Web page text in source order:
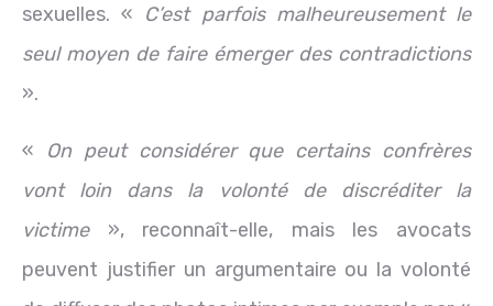
sexuelles. « C’est parfois malheureusement le
seul moyen de faire émerger des contradictions
».
« On peut considérer que certains confrères
vont loin dans la volonté de discréditer la
victime », reconnaît-elle, mais les avocats
peuvent justifier un argumentaire ou la volonté